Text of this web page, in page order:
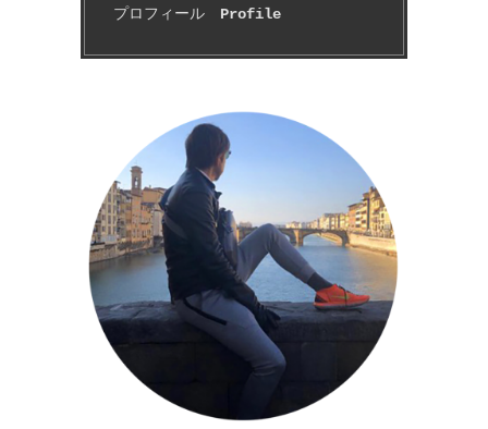
プロフィール Profile